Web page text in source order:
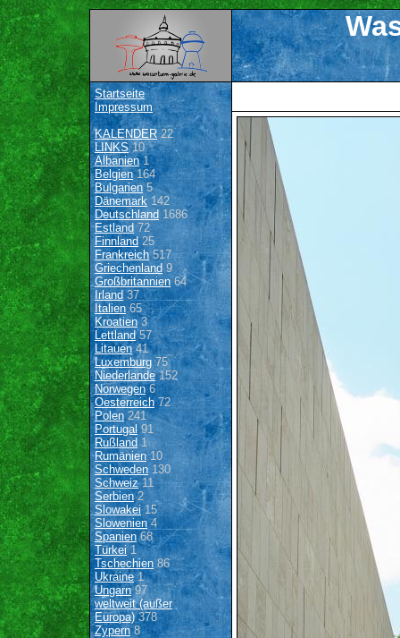
Startseite
Impressum
KALENDER22
LINKS10
Albanien1
Belgien164
Bulgarien 5
Dänemark142
Deutschland 1686
Estland 72
Finnland 25
Frankreich517
Griechenland9
Großbritannien64
Irland 37
Italien65
Kroatien3
Lettland57
Litauen41
Luxemburg 75
Niederlande152
Norwegen6
Oesterreich72
Polen 241
Portugal91
Rußland 1
Rumänien10
Schweden 130
Schweiz11
Serbien2
Slowakei15
Slowenien4
Spanien68
Türkei1
Tschechien 86
Ukraine1
Ungarn97
weltweit (außer
Europa)378
Zypern8